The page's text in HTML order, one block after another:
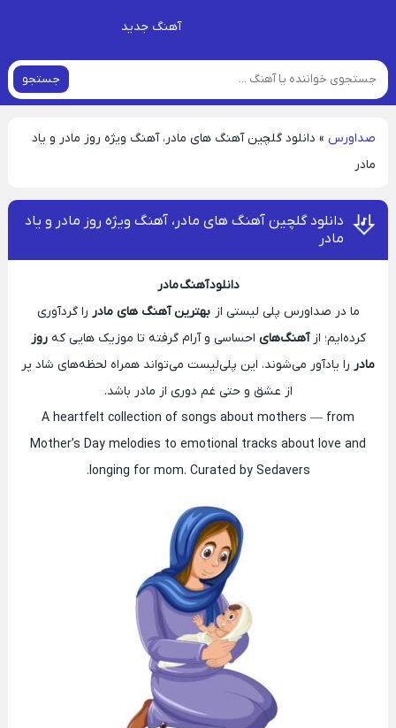
آهنگ جدید
جستجو
صداورس » دانلود گلچین آهنگ‌ های مادر، آهنگ ویژه روز مادر و یاد
مادر
دانلود گلچین آهنگ‌ های مادر، آهنگ ویژه روز مادر و یاد
مادر
دانلود آهنگ مادر
ما در صداورس پلی لیستی ازبهترین آهنگ‌ های مادر را گردآوری
کرده‌ایم؛ ازآهنگ‌های احساسی و آرام گرفته تا موزیک هایی کهروز
مادر را یادآور می‌شوند. این پلی‌لیست می‌تواند همراه لحظه‌های شاد پر
از عشق و حتی غم دوری از مادر باشد.
A heartfelt collection of songs about mothers — from
Mother’s Day melodies to emotional tracks about love and
longing for mom. Curated by Sedavers.